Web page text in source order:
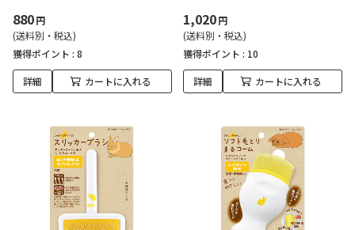
880円
(送料別・税込)
獲得ポイント : 8
詳細 カートに入れる
1,020円
(送料別・税込)
獲得ポイント : 10
詳細 カートに入れる